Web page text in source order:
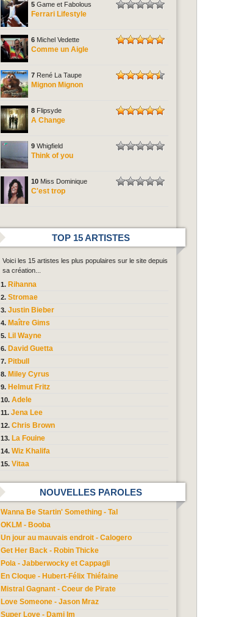
5 Game et Fabolous
Ferrari Lifestyle
6 Michel Vedette
Comme un Aigle
7 René La Taupe
Mignon Mignon
8 Flipsyde
A Change
9 Whigfield
Think of you
10 Miss Dominique
C'est trop
TOP 15 ARTISTES
Voici les 15 artistes les plus populaires sur le site depuis
sa création...
Rihanna
Stromae
Justin Bieber
Maître Gims
Lil Wayne
David Guetta
Pitbull
Miley Cyrus
Helmut Fritz
Adele
Jena Lee
Chris Brown
La Fouine
Wiz Khalifa
Vitaa
NOUVELLES PAROLES
Wanna Be Startin' Something - Tal
OKLM - Booba
Un jour au mauvais endroit - Calogero
Get Her Back - Robin Thicke
Pola - Jabberwocky et Cappagli
En Cloque - Hubert-Félix Thiéfaine
Mistral Gagnant - Coeur de Pirate
Love Someone - Jason Mraz
Super Love - Dami Im